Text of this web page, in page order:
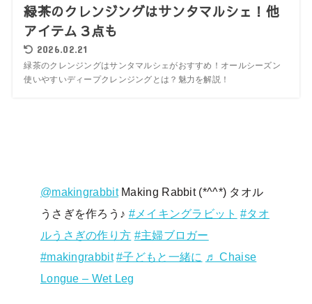
緑茶のクレンジングはサンタマルシェ！他
アイテム３点も
2026.02.21
緑茶のクレンジングはサンタマルシェがおすすめ！オールシーズン
使いやすいディープクレンジングとは？魅力を解説！
@makingrabbitMaking Rabbit (*^^*) タオル
うさぎを作ろう♪ #メイキングラビット #タオ
ルうさぎの作り方 #主婦ブロガー
#makingrabbit #子どもと一緒に ♬ Chaise
Longue – Wet Leg